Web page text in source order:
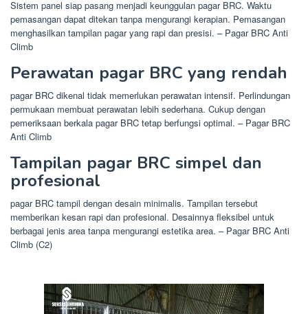
Sistem panel siap pasang menjadi keunggulan pagar BRC. Waktu
pemasangan dapat ditekan tanpa mengurangi kerapian. Pemasangan
menghasilkan tampilan pagar yang rapi dan presisi. – Pagar BRC Anti
Climb
Perawatan pagar BRC yang rendah
pagar BRC dikenal tidak memerlukan perawatan intensif. Perlindungan
permukaan membuat perawatan lebih sederhana. Cukup dengan
pemeriksaan berkala pagar BRC tetap berfungsi optimal. – Pagar BRC
Anti Climb
Tampilan pagar BRC simpel dan
profesional
pagar BRC tampil dengan desain minimalis. Tampilan tersebut
memberikan kesan rapi dan profesional. Desainnya fleksibel untuk
berbagai jenis area tanpa mengurangi estetika area. – Pagar BRC Anti
Climb (C2)